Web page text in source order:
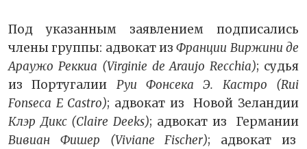
Под указанным заявлением подписались
члены группы: адвокат изФранции Виржини де
Араужо Реккиа (Virginie de Araujo Recchia); судья
из Португалии Руи Фонсека Э. Кастро (Rui
Fonseca E Castro); адвокат из Новой Зеландии
Клэр Дикс (Claire Deeks); адвокат из Германии
Вивиан Фишер (Viviane Fischer); адвокат из